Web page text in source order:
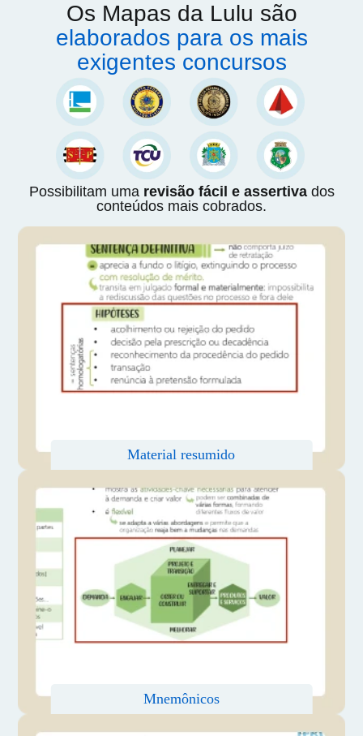
Os Mapas da Lulu são
elaborados para os mais
exigentes concursos
Possibilitam uma revisão fácil e assertivados
conteúdos mais cobrados.